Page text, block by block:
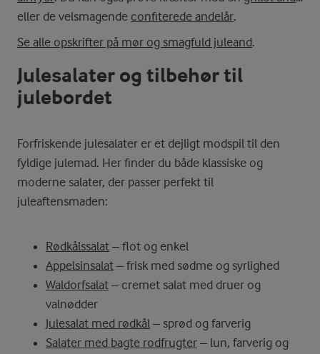
eller de velsmagende confiterede andelår.
Se alle opskrifter på mør og smagfuld juleand.
Julesalater og tilbehør til
julebordet
Forfriskende julesalater er et dejligt modspil til den
fyldige julemad. Her finder du både klassiske og
moderne salater, der passer perfekt til
juleaftensmaden:
Rødkålssalat – flot og enkel
Appelsinsalat – frisk med sødme og syrlighed
Waldorfsalat – cremet salat med druer og
valnødder
Julesalat med rødkål – sprød og farverig
Salater med bagte rodfrugter – lun, farverig og